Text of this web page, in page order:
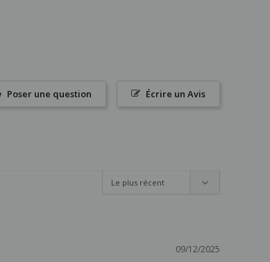
Écrire un Avis
Poser une question
09/12/2025